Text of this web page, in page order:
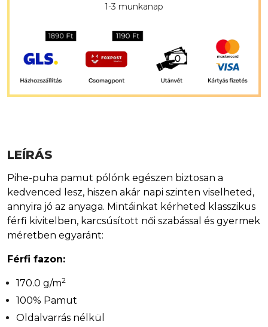
1-3 munkanap
LEÍRÁS
Pihe-puha pamut pólónk egészen biztosan a
kedvenced lesz, hiszen akár napi szinten viselheted,
annyira jó az anyaga. Mintáinkat kérheted klasszikus
férfi kivitelben, karcsúsított női szabással és gyermek
méretben egyaránt:
Férfi fazon:
170.0 g/m2
100% Pamut
Oldalvarrás nélkül